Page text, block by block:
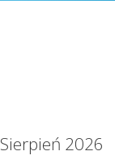
Sierpień 2026